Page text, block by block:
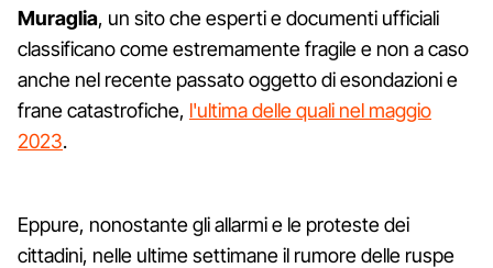
Muraglia, un sito che esperti e documenti ufficiali
classificano come estremamente fragile e non a caso
anche nel recente passato oggetto di esondazioni e
frane catastrofiche, l'ultima delle quali nel maggio
2023.
Eppure, nonostante gli allarmi e le proteste dei
cittadini, nelle ultime settimane il rumore delle ruspe